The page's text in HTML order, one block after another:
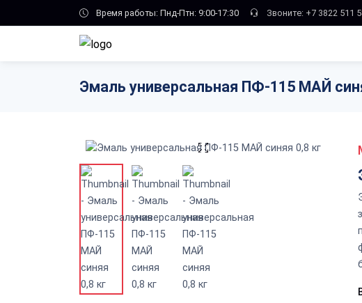
Skip to main contentВремя работы: Пнд-Птн: 9:00-17:30 Звоните: +7 3822 511
Эмаль универсальная ПФ-115 МАЙ